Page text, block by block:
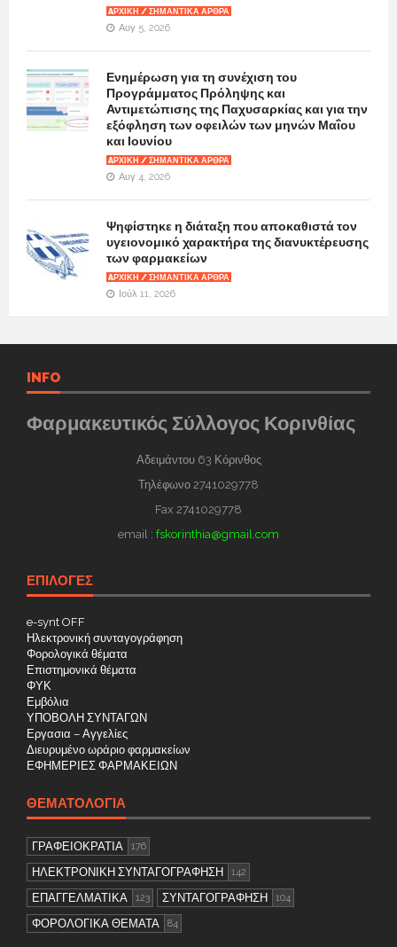
AΡΧΙΚΉ / ΣΗΜΑΝΤΙΚΆ ΆΡΘΡΑ
Αυγ 5, 2026
Ενημέρωση για τη συνέχιση του
Προγράμματος Πρόληψης και
Αντιμετώπισης της Παχυσαρκίας και για την
εξόφληση των οφειλών των μηνών Μαΐου
και Ιουνίου
AΡΧΙΚΉ / ΣΗΜΑΝΤΙΚΆ ΆΡΘΡΑ
Αυγ 4, 2026
Ψηφίστηκε η διάταξη που αποκαθιστά τον
υγειονομικό χαρακτήρα της διανυκτέρευσης
των φαρμακείων
AΡΧΙΚΉ / ΣΗΜΑΝΤΙΚΆ ΆΡΘΡΑ
Ιούλ 11, 2026
INFO
Φαρμακευτικός Σύλλογος Κορινθίας
Αδειμάντου 63 Κόρινθος
Τηλέφωνο 2741029778
Fax 2741029778
email : fskorinthia@gmail.com
ΕΠΙΛΟΓΕΣ
e-synt OFF
Ηλεκτρονική συνταγογράφηση
Φορολογικά θέματα
Επιστημονικά θέματα
ΦΥΚ
Εμβόλια
ΥΠΟΒΟΛΗ ΣΥΝΤΑΓΩΝ
Εργασια – Αγγελίες
Διευρυμένο ωράριο φαρμακείων
ΕΦΗΜΕΡΙΕΣ ΦΑΡΜΑΚΕΙΩΝ
ΘΕΜΑΤΟΛΟΓΊΑ
ΓΡΑΦΕΙΟΚΡΑΤΙΑ 176
ΗΛΕΚΤΡΟΝΙΚΗ ΣΥΝΤΑΓΟΓΡΑΦΗΣΗ 142
ΕΠΑΓΓΕΛΜΑΤΙΚΑ 123 ΣΥΝΤΑΓΟΓΡΑΦΗΣΗ 104
ΦΟΡΟΛΟΓΙΚΑ ΘΕΜΑΤΑ 84